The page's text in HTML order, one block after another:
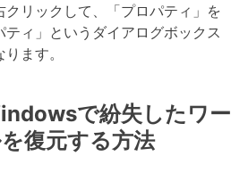
クリックして、「プロパティ」を
ィ」というダイアログボックス
ます。
で紛失したワー
復元する方法